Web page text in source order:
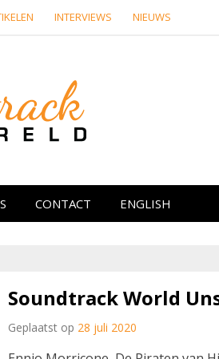
INTERVIEWS NIEUWS
media
CONTACT ENGLISH
Soundtrack World
Geplaatst op 28 juli 2020